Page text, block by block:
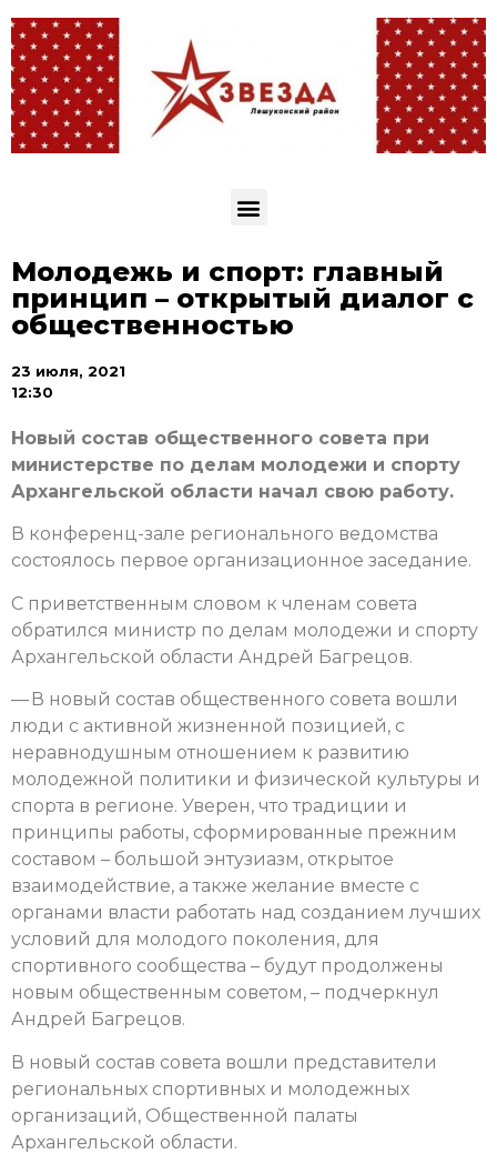
Молодежь и спорт: главный
принцип – открытый диалог с
общественностью
23 июля, 2021
12:30
Новый состав общественного совета при
министерстве по делам молодежи и спорту
Архангельской области начал свою работу.
В конференц-зале регионального ведомства
состоялось первое организационное заседание.
С приветственным словом к членам совета
обратился министр по делам молодежи и спорту
Архангельской области Андрей Багрецов.
— В новый состав общественного совета вошли
люди с активной жизненной позицией, с
неравнодушным отношением к развитию
молодежной политики и физической культуры и
спорта в регионе. Уверен, что традиции и
принципы работы, сформированные прежним
составом – большой энтузиазм, открытое
взаимодействие, а также желание вместе с
органами власти работать над созданием лучших
условий для молодого поколения, для
спортивного сообщества – будут продолжены
новым общественным советом, – подчеркнул
Андрей Багрецов.
В новый состав совета вошли представители
региональных спортивных и молодежных
организаций, Общественной палаты
Архангельской области.